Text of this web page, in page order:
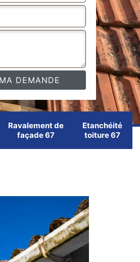
Ravalement de
façade 67
Etanchéité
toiture 67